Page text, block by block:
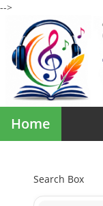
-->
Home
Search Box